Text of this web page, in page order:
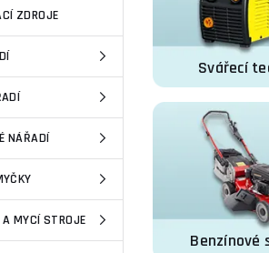
ZDROJE
NÁŘADÍ
MYCÍ STROJE
Svářecí
Benzínové